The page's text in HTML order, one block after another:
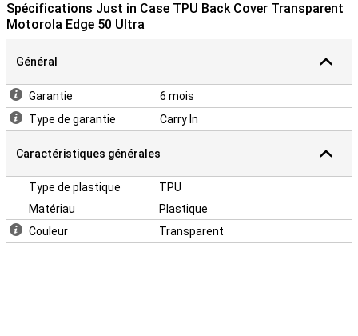
appareil. De plus, les étuis en plastique sont souvent moins chers
que les autres.
Spécifications Just in Case TPU Back Cover Transparent
Motorola Edge 50 Ultra
Général
Garantie
6 mois
Type de garantie
Carry In
Caractéristiques générales
Type de plastique
TPU
Matériau
Plastique
Couleur
Transparent